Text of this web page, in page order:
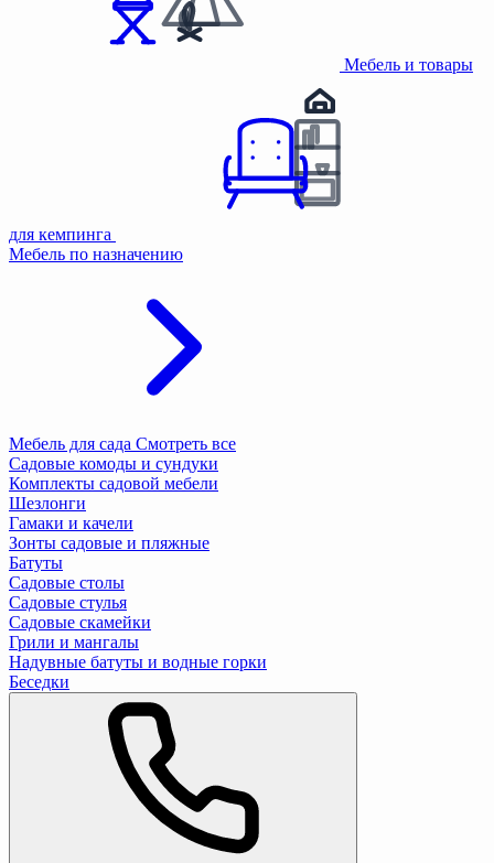
Мебель и товары
для кемпинга
Мебель по назначению
Мебель для сада Смотреть все
Садовые комоды и сундуки
Комплекты садовой мебели
Шезлонги
Гамаки и качели
Зонты садовые и пляжные
Батуты
Садовые столы
Садовые стулья
Садовые скамейки
Грили и мангалы
Надувные батуты и водные горки
Беседки